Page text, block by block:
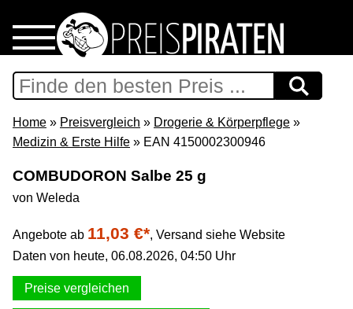
Home
Download
Support & Newsletter
Presse
Datenschutz
Home » Preisvergleich » Drogerie & Körperpflege »
Medizin & Erste Hilfe » EAN 4150002300946
COMBUDORON Salbe 25 g
von Weleda
Angebote ab 11,03 €*, Versand siehe Website
Daten von heute, 06.08.2026, 04:50 Uhr
Preise vergleichen